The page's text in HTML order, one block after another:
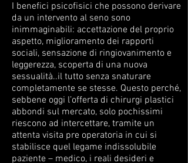
I benefici psicofisici che possono derivare
da un intervento al seno sono
inimmaginabili: accettazione del proprio
aspetto, miglioramento dei rapporti
sociali, sensazione di ringiovanimento e
leggerezza, scoperta di una nuova
sessualità..il tutto senza snaturare
completamente se stesse. Questo perché,
sebbene oggi l’offerta di chirurgi plastici
abbondi sul mercato, solo pochissimi
riescono ad intercettare, tramite un
attenta visita pre operatoria in cui si
stabilisce quel legame indissolubile
paziente – medico, i reali desideri e